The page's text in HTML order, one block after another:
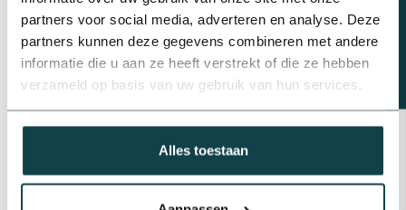
partners voor social media, adverteren en analyse. Deze
partners kunnen deze gegevens combineren met andere
informatie die u aan ze heeft verstrekt of die ze hebben
verzameld op basis van uw gebruik van hun services.
Alles toestaan
Op voorraad
Kin Pumps Hydrofoorpomp
HRD 100/25
magneetklep | 1" t/m 2"
binnendraad